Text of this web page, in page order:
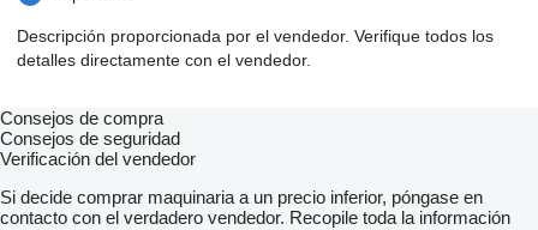
Descripción proporcionada por el vendedor. Verifique todos los
detalles directamente con el vendedor.
Consejos de compra
Consejos de seguridad
Verificación del vendedor
Si decide comprar maquinaria a un precio inferior, póngase en
contacto con el verdadero vendedor. Recopile toda la información